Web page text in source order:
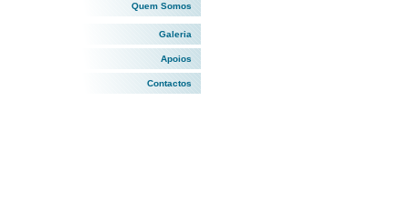
Quem Somos
Galeria
Apoios
Contactos